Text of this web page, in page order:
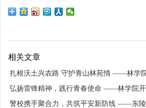
相关文章
扎根沃土兴农路 守护青山林苑情 ——林学
弘扬雷锋精神，践行青春使命 ——林学院
题团日活动
警校携手聚合力，共筑平安新防线 ——东